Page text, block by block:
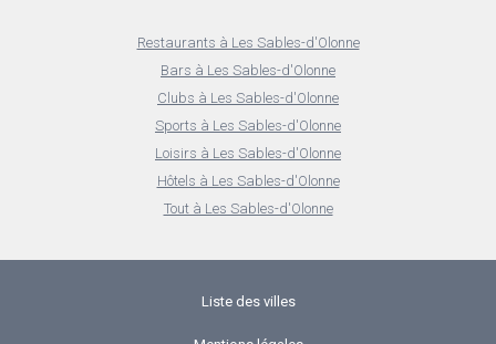
Restaurants à Les Sables-d'Olonne
Bars à Les Sables-d'Olonne
Clubs à Les Sables-d'Olonne
Sports à Les Sables-d'Olonne
Loisirs à Les Sables-d'Olonne
Hôtels à Les Sables-d'Olonne
Tout à Les Sables-d'Olonne
Liste des villes